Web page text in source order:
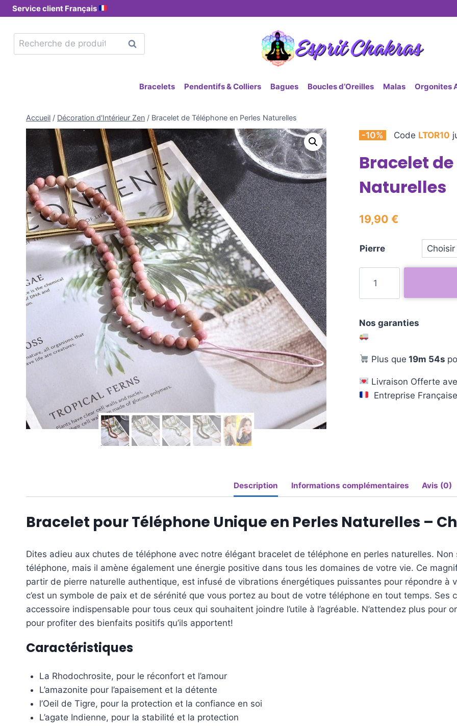
Service client Français
Recherche
Bracelets Pendentifs & Colliers Bagues Boucles d’Oreilles Malas Orgonites
Accueil / Décoration d'Intérieur Zen / Bracelet de Téléphone en Perles Naturelles
-10% Code LTOR10
Bracelet
Naturelles
19,90 €
Pierre
Nos garanties
Plus que 19m 53s
Livraison Offerte
Entreprise
Description Informations complémentaires Avis (0)
Bracelet pour Téléphone Unique en Perles Naturelles –
Dites adieu aux chutes de téléphone avec notre élégant bracelet de téléphone en perles naturelles.
téléphone, mais il amène également une énergie positive dans tous les domaines de votre vie. Ce
partir de pierre naturelle authentique, est infusé de vibrations énergétiques puissantes pour répondre à
c’est un symbole de paix et de sérénité que vous portez au bout de votre téléphone en tout temps. Ses
accessoire indispensable pour tous ceux qui souhaitent joindre l’utile à l’agréable. N’attendez plus
pour profiter des bienfaits positifs qu’ils apportent!
Caractéristiques
La Rhodochrosite, pour le réconfort et l’amour
L’amazonite pour l’apaisement et la détente
l’Oeil de Tigre, pour la protection et la confiance en soi
L’agate Indienne, pour la stabilité et la protection